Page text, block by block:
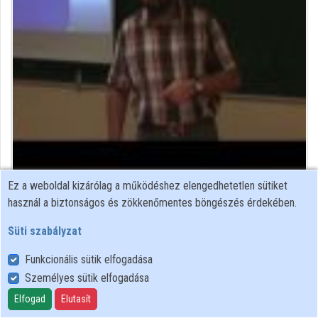
egyetemi oktató
Közreműködő felvételei
Névjegyek
Névjegy
Ez a weboldal kizárólag a működéshez elengedhetetlen sütiket
használ a biztonságos és zökkenőmentes böngészés érdekében.
Süti szabályzat
Funkcionális sütik elfogadása
Személyes sütik elfogadása
Elfogad Elutasít